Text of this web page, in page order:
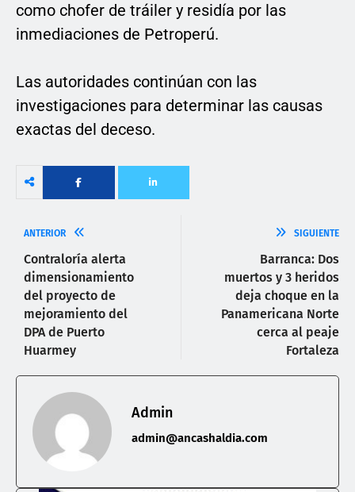
como chofer de tráiler y residía por las
inmediaciones de Petroperú.
Las autoridades continúan con las
investigaciones para determinar las causas
exactas del deceso.
ANTERIOR
Contraloría alerta
dimensionamiento
del proyecto de
mejoramiento del
DPA de Puerto
Huarmey
SIGUIENTE
Barranca: Dos
muertos y 3 heridos
deja choque en la
Panamericana Norte
cerca al peaje
Fortaleza
Admin
admin@ancashaldia.com